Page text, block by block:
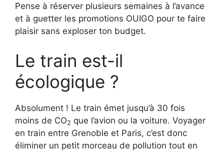
Pense à réserver plusieurs semaines à l’avance
et à guetter les promotions OUIGO pour te faire
plaisir sans exploser ton budget.
Le train est-il
écologique ?
Absolument ! Le train émet jusqu’à 30 fois
moins de CO2 que l’avion ou la voiture. Voyager
en train entre Grenoble et Paris, c’est donc
éliminer un petit morceau de pollution tout en